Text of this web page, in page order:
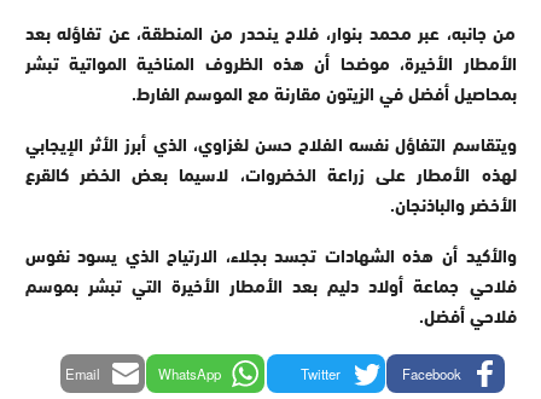
من جانبه، عبر محمد بنوار، فلاح ينحدر من المنطقة، عن تفاؤله بعد
الأمطار الأخيرة، موضحا أن هذه الظروف المناخية المواتية تبشر
بمحاصيل أفضل في الزيتون مقارنة مع الموسم الفارط.
ويتقاسم التفاؤل نفسه الفلاح حسن لغزاوي، الذي أبرز الأثر الإيجابي
لهذه الأمطار على زراعة الخضروات، لاسيما بعض الخضر كالقرع
الأخضر والباذنجان.
والأكيد أن هذه الشهادات تجسد بجلاء، الارتياح الذي يسود نفوس
فلاحي جماعة أولاد دليم بعد الأمطار الأخيرة التي تبشر بموسم
فلاحي أفضل.
Facebook
Twitter
WhatsApp
Email